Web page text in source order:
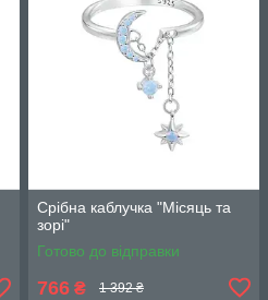
Срібна каблучка "Місяць та
зорі"
Готово до відправки
766 ₴ 1 392 ₴